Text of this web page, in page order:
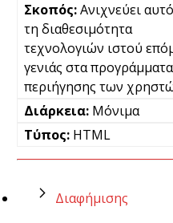
Ανιχνεύει
τη διαθεσιμότητα
τεχνολογιών ιστού
γενιάς στα προγράμματα
περιήγησης των
Μόνιμα
HTML
Διαφήμισης